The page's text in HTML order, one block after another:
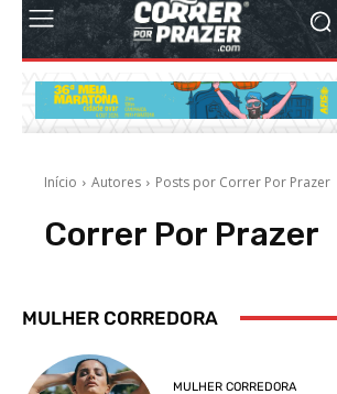
MULHER CORREDORA
MULHER CORREDORA